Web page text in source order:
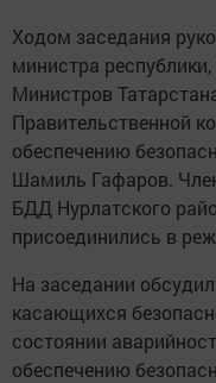
Ходом заседания
министра
Министров
Правительственной
обеспечению
Шамиль Гафаров.
БДД Нурлатского
присоединились в
На заседании
касающихся
состоянии
обеспечению